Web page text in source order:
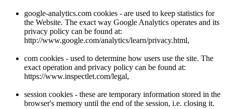
google-analytics.com cookies - are used to keep statistics for
the Website. The exact way Google Analytics operates and its
privacy policy can be found at:
http://www.google.com/analytics/learn/privacy.html,
com cookies - used to determine how users use the site. The
exact operation and privacy policy can be found at:
https://www.inspectlet.com/legal,
session cookies - these are temporary information stored in the
browser's memory until the end of the session, i.e. closing it.